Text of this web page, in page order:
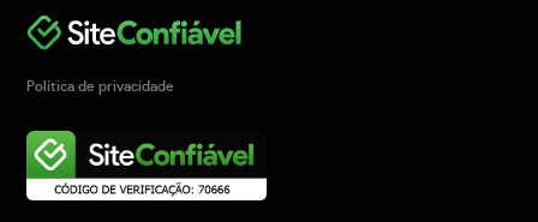
Política de privacidade